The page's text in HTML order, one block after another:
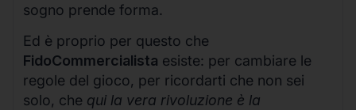
sogno prende forma.
Ed è proprio per questo che
FidoCommercialista esiste: per cambiare le
regole del gioco, per ricordarti che non sei
solo, che qui la vera rivoluzione è la